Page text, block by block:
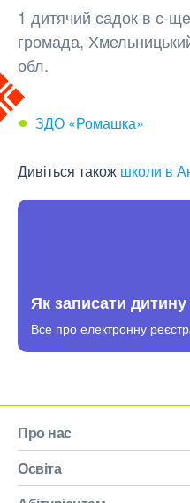
1 дитячий садок в с-
громада,
обл.
ЗДО «Ромашка»
Дивіться також школи в
Як записати
Все про електронну
Про нас
Освіта